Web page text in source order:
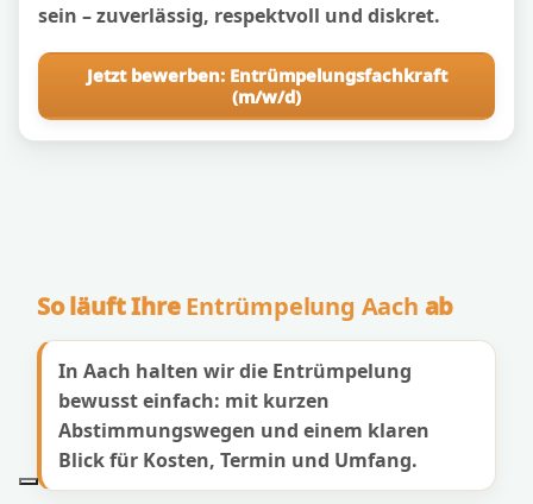
sein – zuverlässig, respektvoll und diskret.
Jetzt bewerben: Entrümpelungsfachkraft
(m/w/d)
So läuft IhreEntrümpelung Aach ab
In Aach halten wir die Entrümpelung
bewusst einfach: mit kurzen
Abstimmungswegen und einem klaren
Blick für Kosten, Termin und Umfang.